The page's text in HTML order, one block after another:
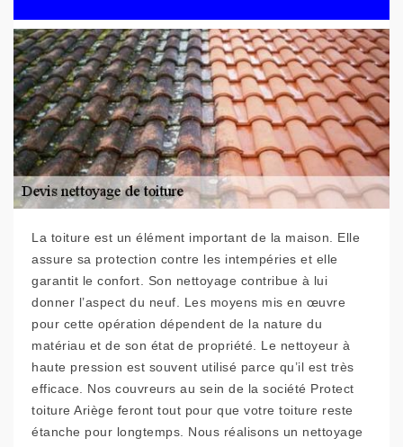
La toiture est un élément important de la maison. Elle
assure sa protection contre les intempéries et elle
garantit le confort. Son nettoyage contribue à lui
donner l’aspect du neuf. Les moyens mis en œuvre
pour cette opération dépendent de la nature du
matériau et de son état de propriété. Le nettoyeur à
haute pression est souvent utilisé parce qu’il est très
efficace. Nos couvreurs au sein de la société Protect
toiture Ariège feront tout pour que votre toiture reste
étanche pour longtemps. Nous réalisons un nettoyage